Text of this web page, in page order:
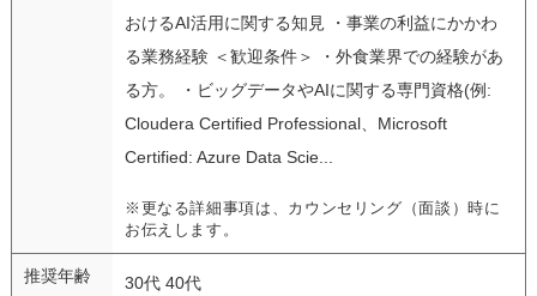
おけるAI活用に関する知見 ・事業の利益にかかわ
る業務経験 ＜歓迎条件＞ ・外食業界での経験があ
る方。 ・ビッグデータやAIに関する専門資格(例:
Cloudera Certified Professional、Microsoft
Certified: Azure Data Scie...
※更なる詳細事項は、カウンセリング（面談）時に
お伝えします。
推奨年齢 30代 40代